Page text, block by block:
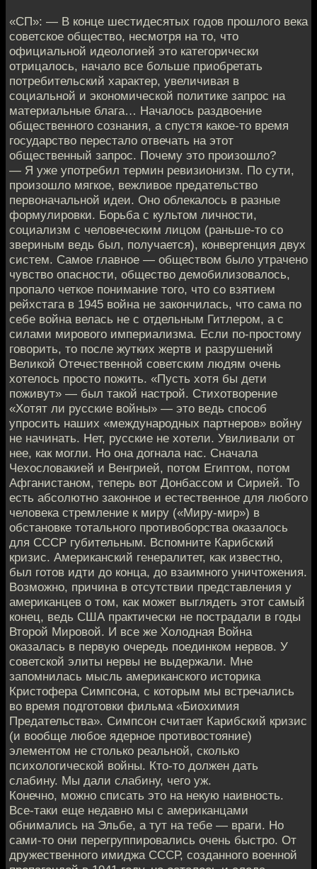
«СП»: — В конце шестидесятых годов прошлого века
советское общество, несмотря на то, что
официальной идеологией это категорически
отрицалось, начало все больше приобретать
потребительский характер, увеличивая в
социальной и экономической политике запрос на
материальные блага… Началось раздвоение
общественного сознания, а спустя какое-то время
государство перестало отвечать на этот
общественный запрос. Почему это произошло?
— Я уже употребил термин ревизионизм. По сути,
произошло мягкое, вежливое предательство
первоначальной идеи. Оно облекалось в разные
формулировки. Борьба с культом личности,
социализм с человеческим лицом (раньше-то со
звериным ведь был, получается), конвергенция двух
систем. Самое главное — обществом было утрачено
чувство опасности, общество демобилизовалось,
пропало четкое понимание того, что со взятием
рейхстага в 1945 война не закончилась, что сама по
себе война велась не с отдельным Гитлером, а с
силами мирового империализма. Если по-простому
говорить, то после жутких жертв и разрушений
Великой Отечественной советским людям очень
хотелось просто пожить. «Пусть хотя бы дети
поживут» — был такой настрой. Стихотворение
«Хотят ли русские войны» — это ведь способ
упросить наших «международных партнеров» войну
не начинать. Нет, русские не хотели. Увиливали от
нее, как могли. Но она догнала нас. Сначала
Чехословакией и Венгрией, потом Египтом, потом
Афганистаном, теперь вот Донбассом и Сирией. То
есть абсолютно законное и естественное для любого
человека стремление к миру («Миру-мир») в
обстановке тотального противоборства оказалось
для СССР губительным. Вспомните Карибский
кризис. Американский генералитет, как известно,
был готов идти до конца, до взаимного уничтожения.
Возможно, причина в отсутствии представления у
американцев о том, как может выглядеть этот самый
конец, ведь США практически не пострадали в годы
Второй Мировой. И все же Холодная Война
оказалась в первую очередь поединком нервов. У
советской элиты нервы не выдержали. Мне
запомнилась мысль американского историка
Кристофера Симпсона, с которым мы встречались
во время подготовки фильма «Биохимия
Предательства». Симпсон считает Карибский кризис
(и вообще любое ядерное противостояние)
элементом не столько реальной, сколько
психологической войны. Кто-то должен дать
слабину. Мы дали слабину, чего уж.
Конечно, можно списать это на некую наивность.
Все-таки еще недавно мы с американцами
обнимались на Эльбе, а тут на тебе — враги. Но
сами-то они перегруппировались очень быстро. От
дружественного имиджа СССР, созданного военной